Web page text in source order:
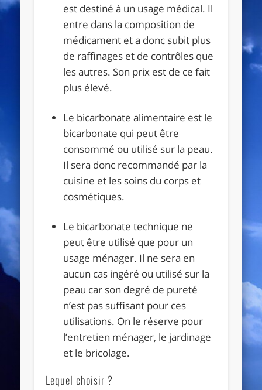
est destiné à un usage médical. Il
entre dans la composition de
médicament et a donc subit plus
de raffinages et de contrôles que
les autres. Son prix est de ce fait
plus élevé.
Le bicarbonate alimentaire est le
bicarbonate qui peut être
consommé ou utilisé sur la peau.
Il sera donc recommandé par la
cuisine et les soins du corps et
cosmétiques.
Le bicarbonate technique ne
peut être utilisé que pour un
usage ménager. Il ne sera en
aucun cas ingéré ou utilisé sur la
peau car son degré de pureté
n’est pas suffisant pour ces
utilisations. On le réserve pour
l’entretien ménager, le jardinage
et le bricolage.
Lequel choisir ?